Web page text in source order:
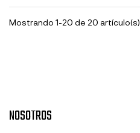
Mostrando 1-20 de 20 artículo(s)
NOSOTROS